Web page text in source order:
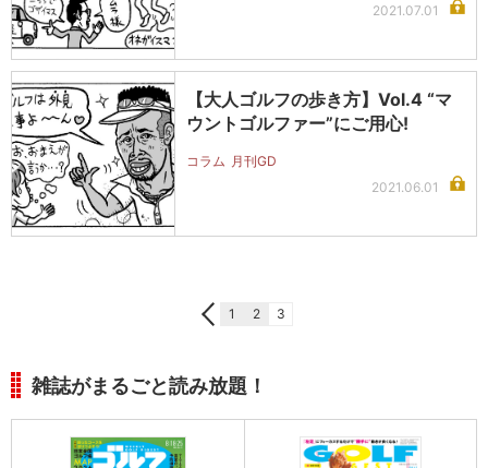
2021.07.01
【大人ゴルフの歩き方】Vol.4 “マ
ウントゴルファー”にご用心!
コラム 月刊GD
2021.06.01
1 2 3
雑誌がまるごと読み放題！